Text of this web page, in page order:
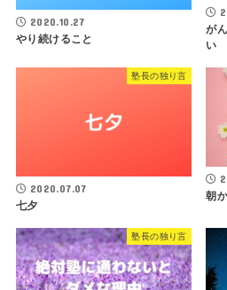
2020.10.27
やり続けること
が
い
塾長の独り言
2020.07.07
七夕
朝
塾長の独り言